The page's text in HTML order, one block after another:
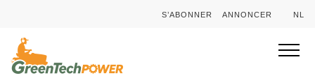
S’ABONNER ANNONCER NL